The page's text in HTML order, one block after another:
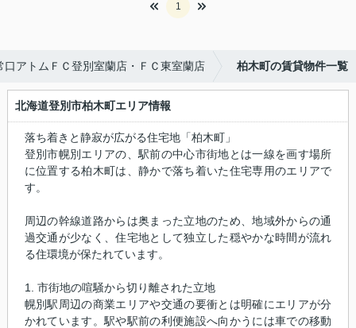
1
アトムＦＣ登別室蘭店・ＦＣ東室蘭店 柏木町の賃貸物件一覧
北海道登別市柏木町エリア情報
落ち着きと静寂が広がる住宅地「柏木町」
登別市幌別エリアの、駅前の中心市街地とは一線を画す場所
に位置する柏木町は、静かで落ち着いた住宅専用のエリアで
す。
周辺の幹線道路からは奥まった立地のため、地域外からの通
過交通が少なく、住宅地として独立した穏やかな時間が流れ
る住環境が保たれています。
1. 市街地の喧騒から切り離された立地
幌別駅周辺の商業エリアや交通の要衝とは明確にエリアが分
かれています。駅や駅前の利便施設へ向かうには車での移動